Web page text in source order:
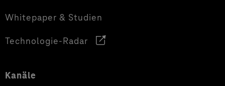
Whitepaper & Studien
Technologie-Radar
Kanäle